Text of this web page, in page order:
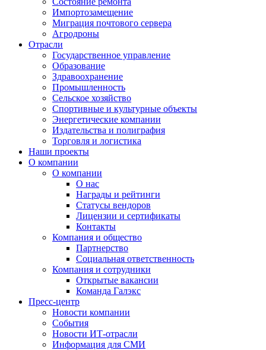
Импортозамещение
Миграция почтового сервера
Агродроны
Отрасли
Государственное управление
Образование
Здравоохранение
Промышленность
Сельское хозяйство
Спортивные и культурные объекты
Энергетические компании
Издательства и полиграфия
Торговля и логистика
Наши проекты
О компании
О компании
О нас
Награды и рейтинги
Статусы вендоров
Лицензии и сертификаты
Контакты
Компания и общество
Партнерство
Социальная ответственность
Компания и сотрудники
Открытые вакансии
Команда Галэкс
Пресс-центр
Новости компании
События
Новости ИТ-отрасли
Информация для СМИ